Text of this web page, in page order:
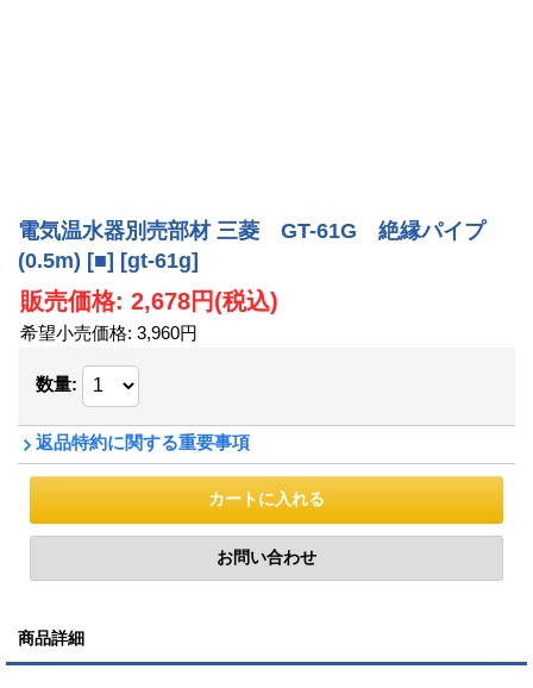
電気温水器別売部材 三菱 GT-61G 絶縁パイプ
(0.5m) [■] [gt-61g]
販売価格: 2,678円(税込)
希望小売価格: 3,960円
数量:
返品特約に関する重要事項
商品詳細